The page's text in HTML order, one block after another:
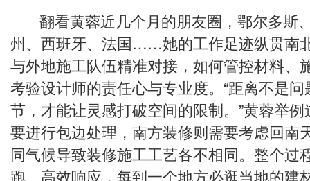
翻看黄蓉近几个月的朋友圈，鄂尔多斯
州、西班牙、法国……她的工作足迹纵贯南
与外地施工队伍精准对接，如何管控材料、
考验设计师的责任心与专业度。“距离不是
节，才能让灵感打破空间的限制。”黄蓉举
要进行包边处理，南方装修则需要考虑回南
同气候导致装修施工工艺各不相同。整个过
跑、高效响应，每到一个地方必逛当地的建